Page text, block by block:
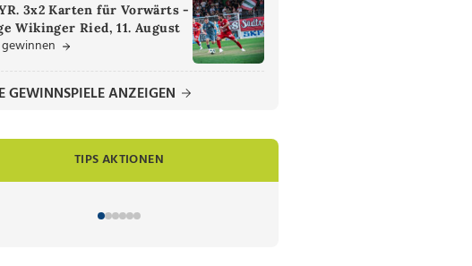
3x2 Karten für Vorwärts -
Wikinger Ried, 11. August
GEWINNSPIELE ANZEIGEN
TIPS AKTIONEN